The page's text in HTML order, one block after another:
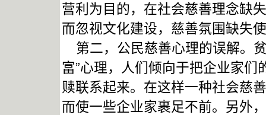
营利为目的，在社会慈善理念缺
而忽视文化建设，慈善氛围缺失
第二，公民慈善心理的误解。
富”心理，人们倾向于把企业家
赎联系起来。在这样一种社会慈
而使一些企业家裹足不前。另外